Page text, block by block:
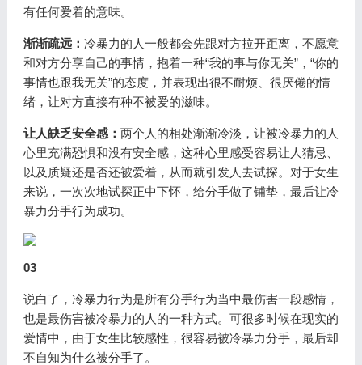
有任何爱着的意味。
渐渐疏远： 冷暴力的人一般都会先跟对方拉开距离，不愿意
和对方分享自己的事情，抱着一种“我的事与你无关”，“你的
事情也跟我无关”的态度，并表现出很不耐烦、很厌倦的情
绪，让对方直接有种不被爱的滋味。
让人缺乏安全感： 两个人的相处渐渐冷淡，让被冷暴力的人
心里充满恐惧和没有安全感，这种心里感受容易让人猜忌、
以及质疑还是否还被爱着，从而就引发人去试探。对于女生
来说，一次次地试探正中下怀，给分手做了铺垫，最后让冷
暴力分手行为成功。
03
说白了，冷暴力行为是所有分手行为当中最伤害一段感情，
也是最伤害被冷暴力的人的一种方式。可很多时候在现实的
爱情中，由于女生比较感性，很容易被冷暴力分手，最后却
不自知为什么被分手了。